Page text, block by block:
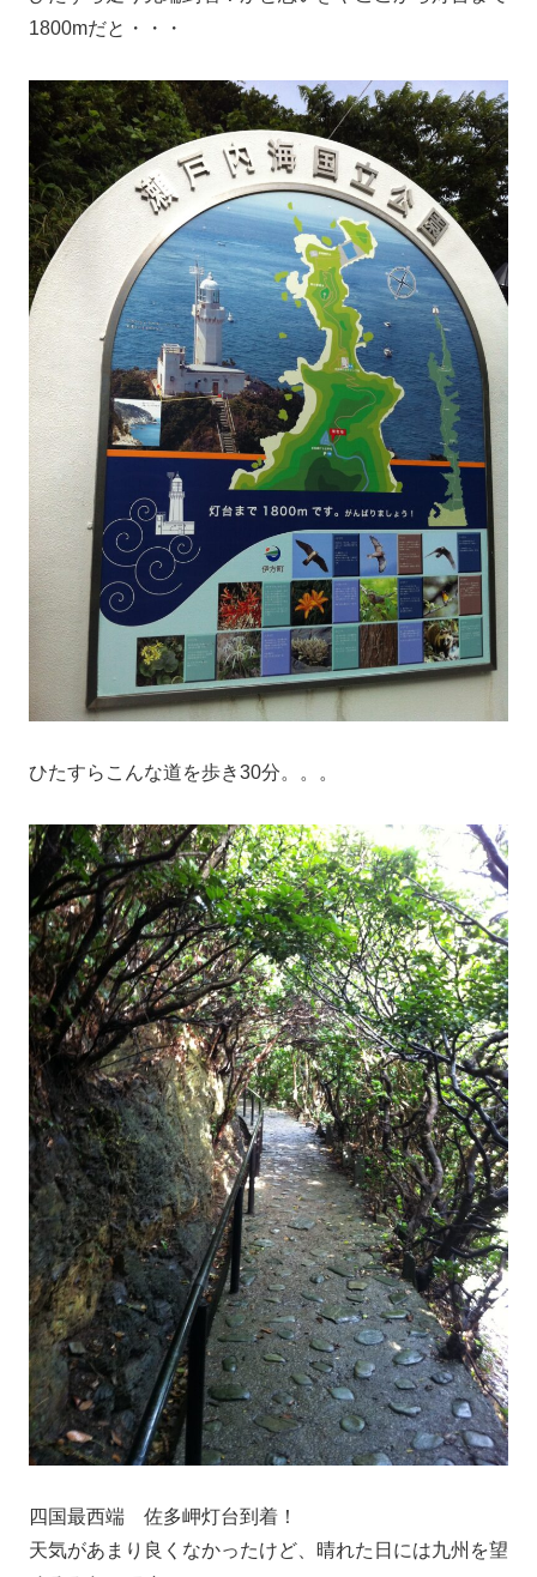
1800mだと・・・
ひたすらこんな道を歩き30分。。。
四国最西端 佐多岬灯台到着！
天気があまり良くなかったけど、晴れた日には九州を望